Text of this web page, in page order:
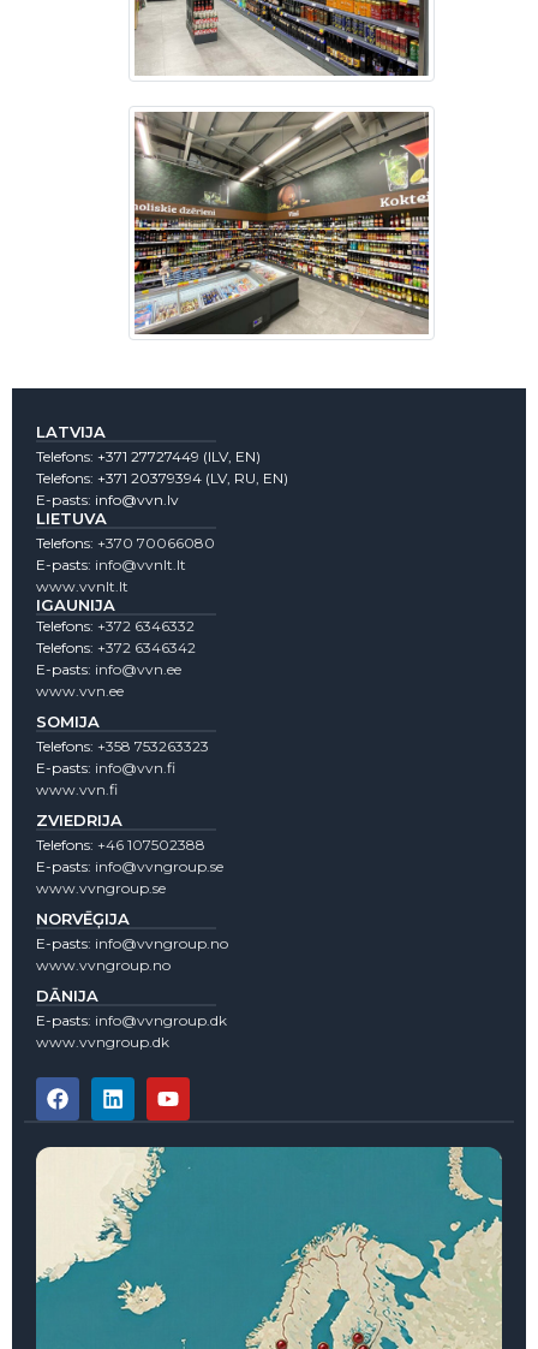
LATVIJA
Telefons: +371 27727449 (lLV, EN)
Telefons: +371 20379394 (LV, RU, EN)
E-pasts: info@vvn.lv
LIETUVA
Telefons: +370 70066080
E-pasts: info@vvnlt.lt
www.vvnlt.lt
IGAUNIJA
Telefons: +372 6346332
Telefons: +372 6346342
E-pasts: info@vvn.ee
www.vvn.ee
SOMIJA
Telefons: +358 753263323
E-pasts: info@vvn.fi
www.vvn.fi
ZVIEDRIJA
Telefons: +46 107502388
E-pasts: info@vvngroup.se
www.vvngroup.se
NORVĒĢIJA
E-pasts: info@vvngroup.no
www.vvngroup.no
DĀNIJA
E-pasts: info@vvngroup.dk
www.vvngroup.dk